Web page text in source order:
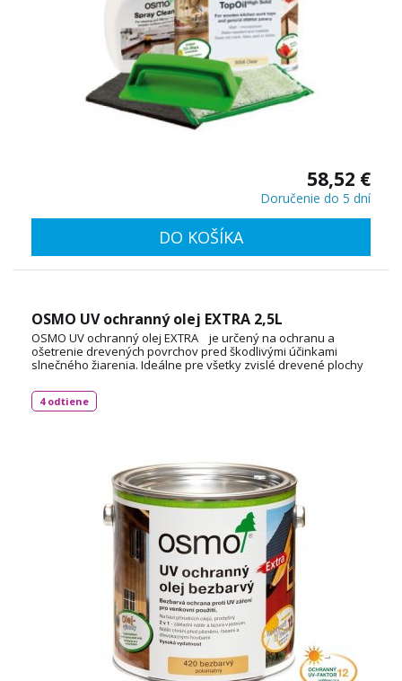
58,52 €
Doručenie do 5 dní
DO KOŠÍKA
OSMO UV ochranný olej EXTRA 2,5L
OSMO UV ochranný olej EXTRA je určený na ochranu a
ošetrenie drevených povrchov pred škodlivými účinkami
slnečného žiarenia. Ideálne pre všetky zvislé drevené plochy
4 odtiene